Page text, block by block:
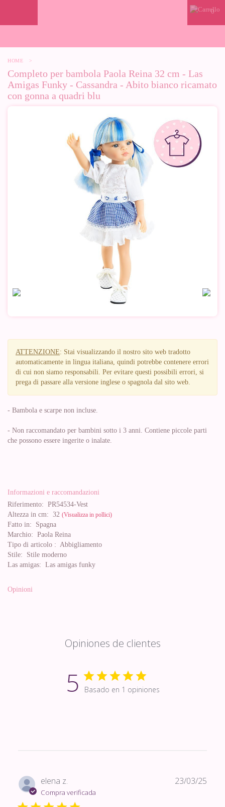
0
HOME >
Completo per bambola Paola Reina 32 cm - Las
Amigas Funky - Cassandra - Abito bianco ricamato
con gonna a quadri blu
ATTENZIONE: Stai visualizzando il nostro sito web tradotto
automaticamente in lingua italiana, quindi potrebbe contenere errori
di cui non siamo responsabili. Per evitare questi possibili errori, si
prega di passare alla versione inglese o spagnola dal sito web.
- Bambola e scarpe non incluse.
- Non raccomandato per bambini sotto i 3 anni. Contiene piccole parti
che possono essere ingerite o inalate.
Informazioni e raccomandazioni
Riferimento: PR54534-Vest
Altezza in cm: 32 (Visualizza in pollici)
Fatto in: Spagna
Marchio: Paola Reina
Tipo di articolo : Abbigliamento
Stile: Stile moderno
Las amigas: Las amigas funky
Opinioni
Opiniones de clientes
5 Basado en 1 opiniones
elena z.
Compra verificada
23/03/25